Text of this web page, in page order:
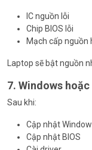
IC nguồn lỗi
Chip BIOS lỗi
Mạch cấp nguồn
Laptop sẽ bật nguồn
7. Windows hoặc
Sau khi:
Cập nhật
Cập nhật BIOS